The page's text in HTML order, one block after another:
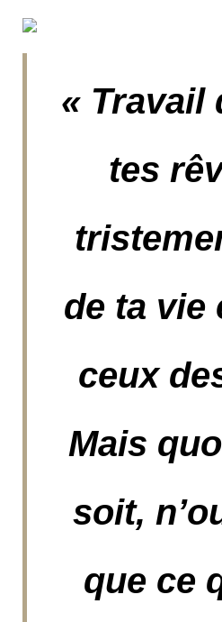
« Travail
tes
de ta vie
ceux
Mais
soit,
que ce